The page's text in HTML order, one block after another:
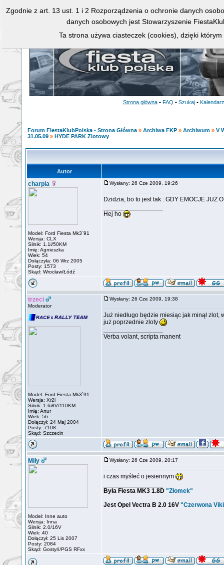
Strona główna • FAQ • Szukaj • Kalendarz
Forum FiestaKlubPolska - Strona Główna » Archiwa FKP » Archiwum » V
31.05.09 » HYDE PARK Zlotowy
Autor
charpia
Model: Ford Fiesta Mk3`91
Wersja: CLX
Silnik: 1.1i/50KM
Imię: Agnieszka
Wiek: 54
Dołączyła: 06 Wrz 2005
Posty: 1573
Skąd: Wrocław/Łódź
Wysłany: 26 Cze 2009, 19:26
Dzidzia, bo to jest tak : GDY EMOCJE JUŻ
Hej ho
trzeci
Moderator
Model: Ford Fiesta Mk3`91
Wersja: Xr2i
Silnik: 1.6i8V/110KM
Imię: Artur
Wiek: 56
Dołączył: 24 Maj 2004
Posty: 7108
Skąd: Szczecin
Wysłany: 26 Cze 2009, 19:38
Już niedługo będzie miesiąc jak minął
już poprzednie zloty
Verba volant, scripta manent
Miły
Model: Inne auto
Wersja: Inna
Silnik: 2.0/16V
Wiek: 40
Dołączył: 25 Lis 2007
Posty: 2084
Skąd: Gostyń/PGS RFxx
Wysłany: 26 Cze 2009, 20:17
i czas myśleć o jesiennym
Była Fiesta MK3 1.8D "Złomek"
Jest Opel Vectra B 2.0 16V "Czerwona
Zgodnie z art. 13 ust. 1 i 2 Rozporządzenia o ochronie danych
danych osobowych jest Stowarzyszenie
Ta strona używa ciasteczek (cookies), dzięki